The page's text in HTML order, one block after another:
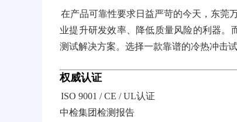
在产品可靠性要求日益严苛的今天，东莞
业提升研发效率、降低质量风险的利器。
测试解决方案。选择一款靠谱的冷热冲击
权威认证
ISO 9001 / CE / UL认证
中检集团检测报告